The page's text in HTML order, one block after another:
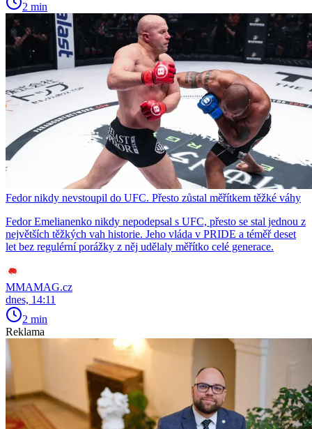
2 min
Fedor nikdy nevstoupil do UFC. Přesto zůstal měřítkem těžké váhy
Fedor Emelianenko nikdy nepodepsal s UFC, přesto se stal jednou z
největších těžkých vah historie. Jeho vláda v PRIDE a téměř deset
let bez regulérní porážky z něj udělaly měřítko celé generace.
MMAMAG.cz
dnes, 14:11
2 min
Reklama